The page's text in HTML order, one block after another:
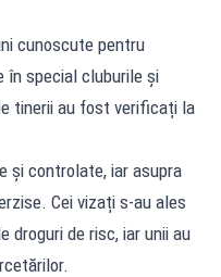
cunoscute pentru
special cluburile și
tinerii au fost verificați la
și controlate, iar asupra
Cei vizați s-au ales
droguri de risc, iar unii au